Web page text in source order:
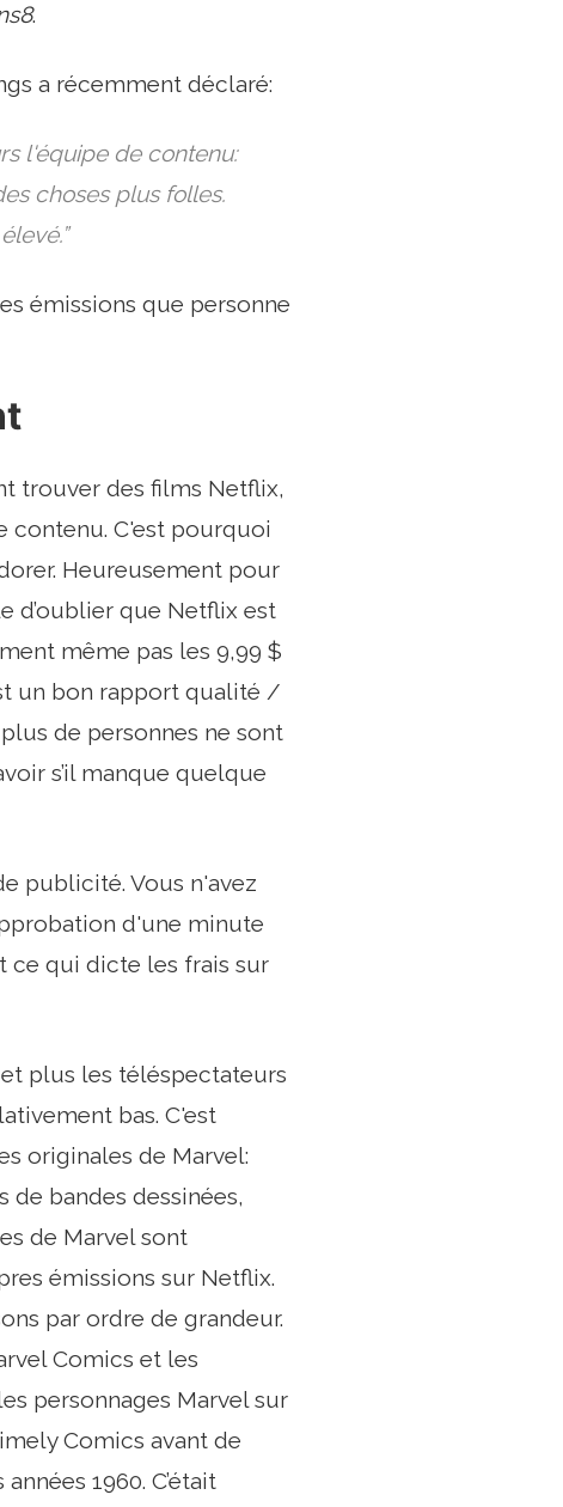
.
a récemment déclaré:
l'équipe de contenu:
choses plus folles.
émissions que personne
trouver des films Netflix,
contenu. C'est pourquoi
Heureusement pour
d’oublier que Netflix est
même pas les 9,99 $
un bon rapport qualité /
de personnes ne sont
s’il manque quelque
publicité. Vous n'avez
d'une minute
ce qui dicte les frais sur
plus les téléspectateurs
bas. C'est
originales de Marvel:
bandes dessinées,
de Marvel sont
émissions sur Netflix.
par ordre de grandeur.
Comics et les
personnages Marvel sur
Comics avant de
1960. C’était